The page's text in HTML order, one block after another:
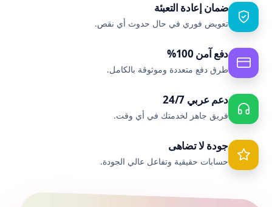
ضمان إعادة التعبئة
تعويض فوري في حال حدوث أي نقص.
دفع آمن 100%
طرق دفع متعددة وموثوقة بالكامل.
دعم عربي 24/7
فريق جاهز لخدمتك في أي وقت.
جودة لا تضاهى
حسابات حقيقية وتفاعل عالي الجودة.